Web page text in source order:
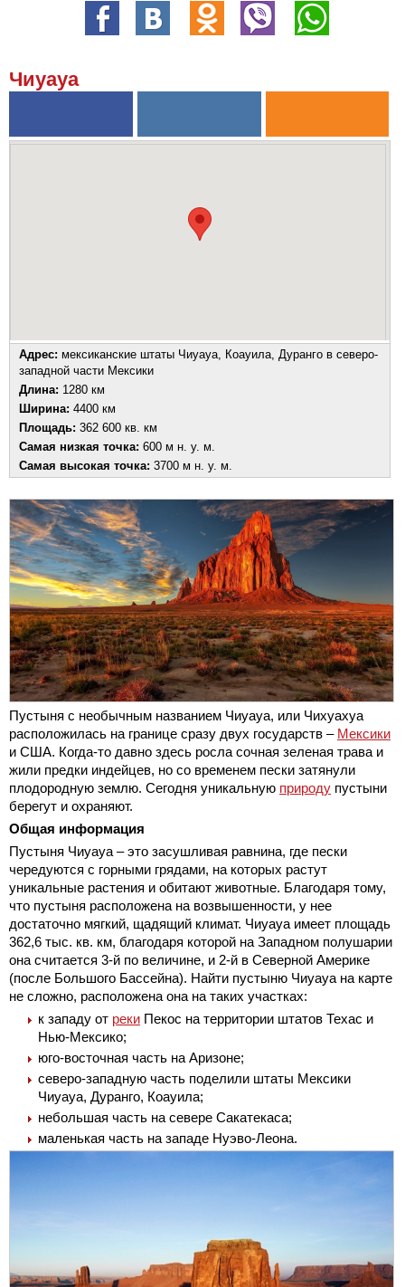
Чиуауа
Адрес: мексиканские штаты Чиуауа, Коауила, Дуранго в северо-
западной части Мексики
Длина: 1280 км
Ширина: 4400 км
Площадь: 362 600 кв. км
Самая низкая точка: 600 м н. у. м.
Самая высокая точка: 3700 м н. у. м.
Пустыня с необычным названием Чиуауа, или Чихуахуа
расположилась на границе сразу двух государств – Мексики
и США. Когда-то давно здесь росла сочная зеленая трава и
жили предки индейцев, но со временем пески затянули
плодородную землю. Сегодня уникальную природу пустыни
берегут и охраняют.
Общая информация
Пустыня Чиуауа – это засушливая равнина, где пески
чередуются с горными грядами, на которых растут
уникальные растения и обитают животные. Благодаря тому,
что пустыня расположена на возвышенности, у нее
достаточно мягкий, щадящий климат. Чиуауа имеет площадь
362,6 тыс. кв. км, благодаря которой на Западном полушарии
она считается 3-й по величине, и 2-й в Северной Америке
(после Большого Бассейна). Найти пустыню Чиуауа на карте
не сложно, расположена она на таких участках:
к западу от реки Пекос на территории штатов Техас и
Нью-Мексико;
юго-восточная часть на Аризоне;
северо-западную часть поделили штаты Мексики
Чиуауа, Дуранго, Коауила;
небольшая часть на севере Сакатекаса;
маленькая часть на западе Нуэво-Леона.